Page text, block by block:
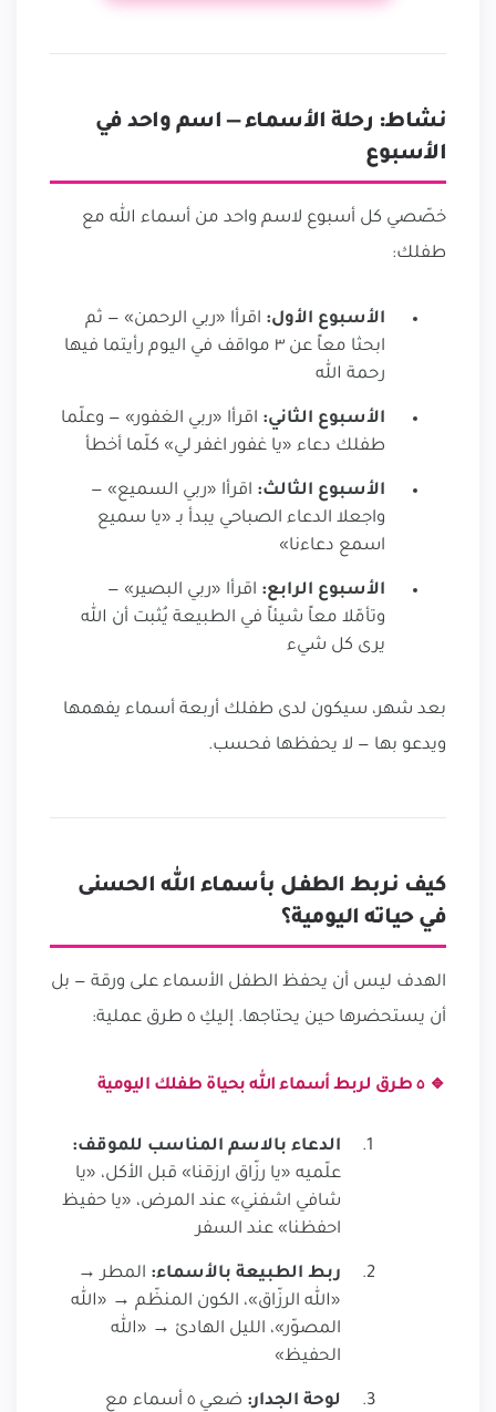
نشاط: رحلة الأسماء — اسم واحد في
الأسبوع
خصّصي كل أسبوع لاسم واحد من أسماء الله مع
طفلك:
الأسبوع الأول: اقرأا «ربي الرحمن» — ثم
ابحثا معاً عن ٣ مواقف في اليوم رأيتما فيها
رحمة الله
الأسبوع الثاني: اقرأا «ربي الغفور» — وعلّما
طفلك دعاء «يا غفور اغفر لي» كلّما أخطأ
الأسبوع الثالث: اقرأا «ربي السميع» —
واجعلا الدعاء الصباحي يبدأ بـ «يا سميع
اسمع دعاءنا»
الأسبوع الرابع: اقرأا «ربي البصير» —
وتأمّلا معاً شيئاً في الطبيعة يُثبت أن الله
يرى كل شيء
بعد شهر، سيكون لدى طفلك أربعة أسماء يفهمها
ويدعو بها — لا يحفظها فحسب.
كيف نربط الطفل بأسماء الله الحسنى
في حياته اليومية؟
الهدف ليس أن يحفظ الطفل الأسماء على ورقة — بل
أن يستحضرها حين يحتاجها. إليكِ ٥ طرق عملية:
🔹 ٥ طرق لربط أسماء الله بحياة طفلك اليومية
الدعاء بالاسم المناسب للموقف:
علّميه «يا رزّاق ارزقنا» قبل الأكل، «يا
شافي اشفني» عند المرض، «يا حفيظ
احفظنا» عند السفر
ربط الطبيعة بالأسماء: المطر →
«الله الرزّاق»، الكون المنظّم → «الله
المصوّر»، الليل الهادئ → «الله
الحفيظ»
لوحة الجدار:
ضعي ٥ أسماء مع